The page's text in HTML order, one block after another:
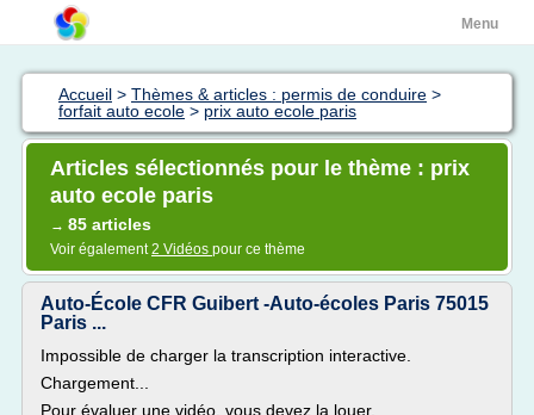
Menu
Accueil > Thèmes & articles : permis de conduire >
forfait auto ecole > prix auto ecole paris
Articles sélectionnés pour le thème : prix
auto ecole paris
→ 85 articles
Voir également2 Vidéos pour ce thème
Auto-École CFR Guibert -Auto-écoles Paris 75015
Paris ...
Impossible de charger la transcription interactive.
Chargement...
Pour évaluer une vidéo, vous devez la louer.